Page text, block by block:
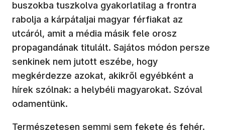
buszokba tuszkolva gyakorlatilag a frontra
rabolja a kárpátaljai magyar férfiakat az
utcáról, amit a média másik fele orosz
propagandának titulált. Sajátos módon persze
senkinek nem jutott eszébe, hogy
megkérdezze azokat, akikről egyébként a
hírek szólnak: a helybéli magyarokat. Szóval
odamentünk.
Természetesen semmi sem fekete és fehér.